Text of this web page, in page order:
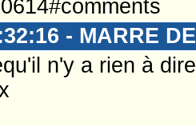
- MARRE
n'y a rien à